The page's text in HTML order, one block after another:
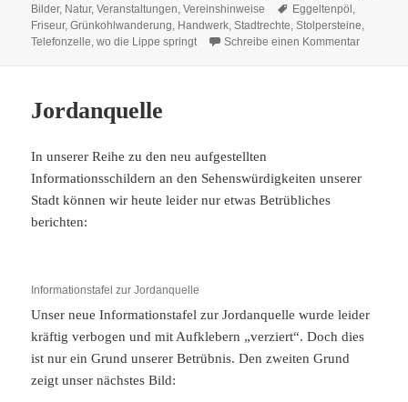
am
Bilder, Natur,Veranstaltungen ,Vereinshinweise Schlagwörter
Eggeltenpöl
Friseur,Grünkohlwanderung Handwerk ,Stadtrechte ,Stolpersteine
Telefonzelle ,wo die Lippe springt Schreibe einen Kommentarzu wo
Jordanquelle
In unserer Reihe zu den neu aufgestellten
Informationsschildern an den Sehenswürdigkeiten unserer
Stadt können wir heute leider nur etwas Betrübliches
berichten:
Informationstafel zur Jordanquelle
Unser neue Informationstafel zur Jordanquelle wurde leider
kräftig verbogen und mit Aufklebern „verziert“. Doch dies
ist nur ein Grund unserer Betrübnis. Den zweiten Grund
zeigt unser nächstes Bild: